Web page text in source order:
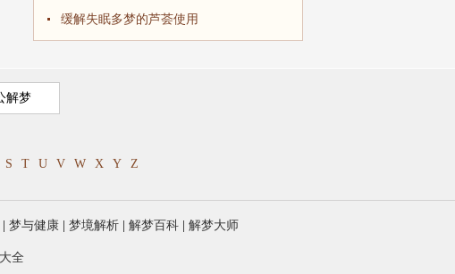
缓解失眠多梦的芦荟使用
S T U V W X Y Z
梦与健康 梦境解析 解梦百科 解梦大师
全